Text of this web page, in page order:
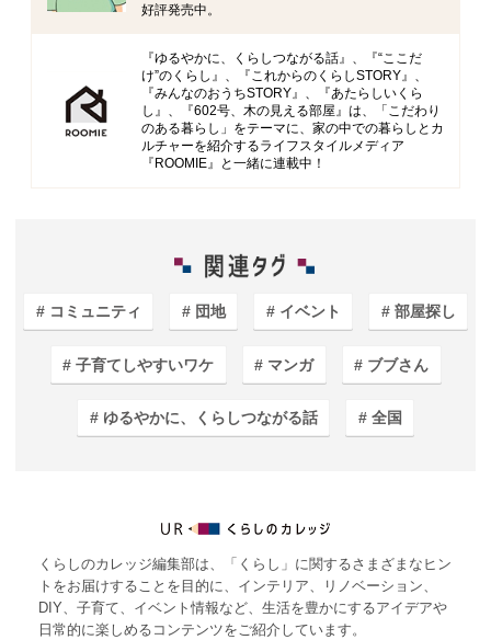
好評発売中。
『ゆるやかに、くらしつながる話』、『“ここだ
け”のくらし』、『これからのくらしSTORY』、
『みんなのおうちSTORY』、『あたらしいくら
し』、『602号、木の見える部屋』は、「こだわり
のある暮らし」をテーマに、家の中での暮らしとカ
ルチャーを紹介するライフスタイルメディア
『ROOMIE』と一緒に連載中！
コミュニティ 団地 イベント 部屋探し
子育てしやすいワケ マンガ ブブさん
ゆるやかに、くらしつながる話 全国
くらしのカレッジ編集部は、「くらし」に関するさまざまなヒン
トをお届けすることを目的に、インテリア、リノベーション、
DIY、子育て、イベント情報など、生活を豊かにするアイデアや
日常的に楽しめるコンテンツをご紹介しています。